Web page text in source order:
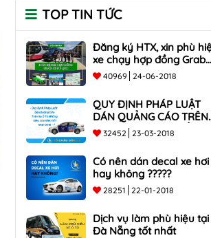
TOP TIN TỨC
Đăng ký HTX, xin phù
xe chạy hợp đồng Grab
taxi, Xe Du Lịch Tại Hồ Chí
Minh Giá Rẻ
40969 24-06-2018
QUY ĐỊNH PHÁP LUẬT
DÁN QUẢNG CÁO TRÊN
XE Ô TÔ NHỮNG ĐIỀU
CẦN BIẾT mới nhất 2018
???
32452 23-03-2018
Có nên dán decal xe hơi
hay không ?????
28251 22-01-2018
Dịch vụ làm phù hiệu tại
Đà Nẵng tốt nhất